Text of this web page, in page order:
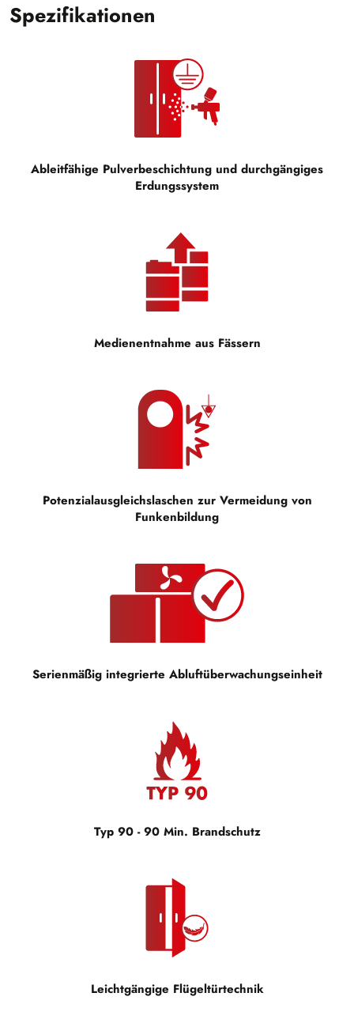
Spezifikationen
Ableitfähige Pulverbeschichtung und durchgängiges
Erdungssystem
Medienentnahme aus Fässern
Potenzialausgleichslaschen zur Vermeidung von
Funkenbildung
Serienmäßig integrierte Abluftüberwachungseinheit
Typ 90 - 90 Min. Brandschutz
Leichtgängige Flügeltürtechnik